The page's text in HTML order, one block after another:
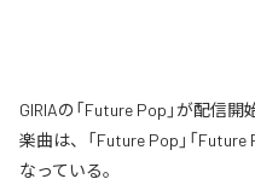
GIRIAの「Future Pop」が配信
楽曲は、「Future Pop」「
なっている。